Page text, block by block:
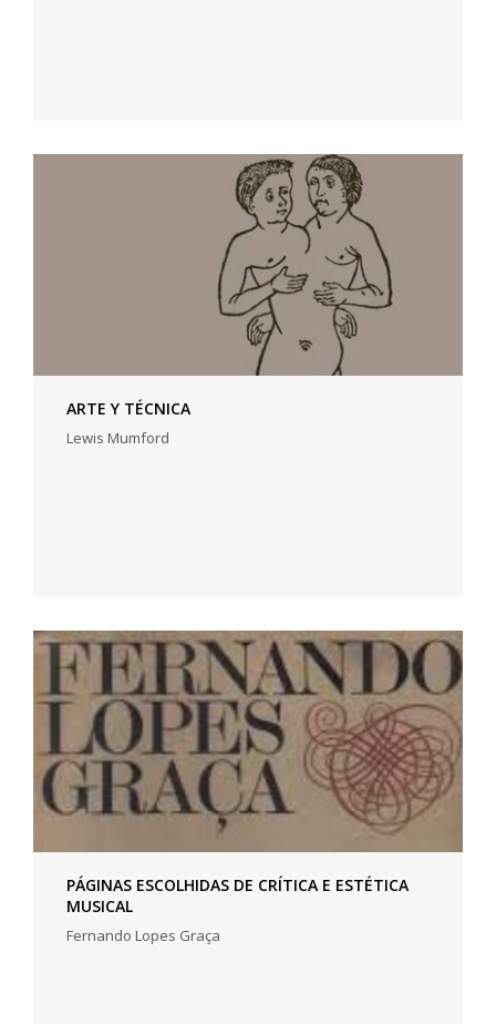
ARTE Y TÉCNICA
Lewis Mumford
PÁGINAS ESCOLHIDAS DE CRÍTICA E ESTÉTICA
MUSICAL
Fernando Lopes Graça